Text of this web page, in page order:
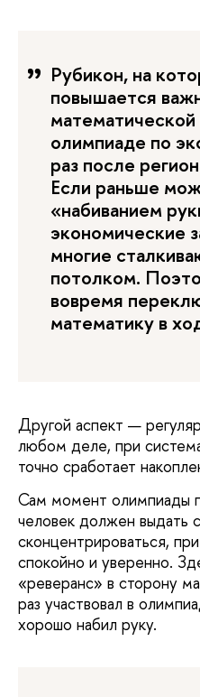
Рубикон, на
повышается
математической
олимпиаде по
раз после
Если раньше
«набиванием
экономические
многие
потолком.
вовремя
математику в
Другой аспект —
любом деле, при
точно сработает
Сам момент олимпиады
человек должен выдать
сконцентрироваться,
спокойно и уверенно.
«реверанс» в сторону
раз участвовал в
хорошо набил руку.